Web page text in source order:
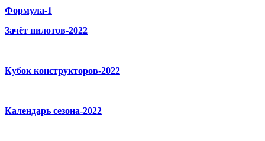
Формула-1
Зачёт пилотов-2022
Кубок конструкторов-2022
Календарь сезона-2022